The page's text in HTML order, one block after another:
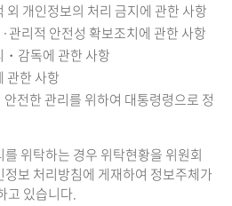
외 개인정보의 처리 금지에 관한 사항
관리적 안전성 확보조치에 관한 사항
감독에 관한 사항
관한 사항
전한 관리를 위하여 대통령령으로 정
위탁하는 경우 위탁현황을 위원회
보 처리방침에 게재하여 정보주체가
고 있습니다.